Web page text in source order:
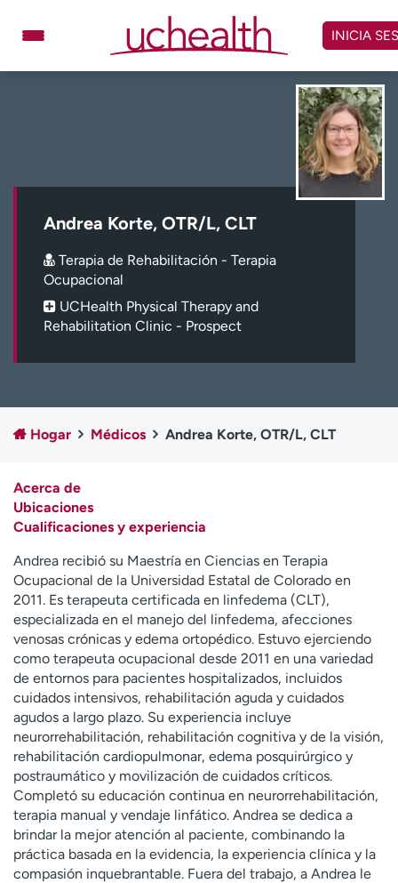
contenido
Especialidades
Programar cita
Carreras
Inicie sesión en My Health Connection
Ready. Set. CO.
Ensayos clínicos
Empleados
Profesionales
comunicación
Contáctenos
A
y
ú
d
a
m
e
a
e
n
c
o
n
t
r
a
r
INICIA
Andrea Korte, OTR/L, CLT
Terapia de Rehabilitación - Terapia
Ocupacional
UCHealth Physical Therapy and
Rehabilitation Clinic - Prospect
Hogar Médicos Andrea Korte, OTR/L, CLT
Acerca de
Ubicaciones
Cualificaciones y experiencia
Andrea recibió su Maestría en Ciencias en Terapia
Ocupacional de la Universidad Estatal de Colorado en
2011. Es terapeuta certificada en linfedema (CLT),
especializada en el manejo del linfedema, afecciones
venosas crónicas y edema ortopédico. Estuvo ejerciendo
como terapeuta ocupacional desde 2011 en una variedad
de entornos para pacientes hospitalizados, incluidos
cuidados intensivos, rehabilitación aguda y cuidados
agudos a largo plazo. Su experiencia incluye
neurorrehabilitación, rehabilitación cognitiva y de la visión,
rehabilitación cardiopulmonar, edema posquirúrgico y
postraumático y movilización de cuidados críticos.
Completó su educación continua en neurorrehabilitación,
terapia manual y vendaje linfático. Andrea se dedica a
brindar la mejor atención al paciente, combinando la
práctica basada en la evidencia, la experiencia clínica y la
compasión inquebrantable. Fuera del trabajo, a Andrea le